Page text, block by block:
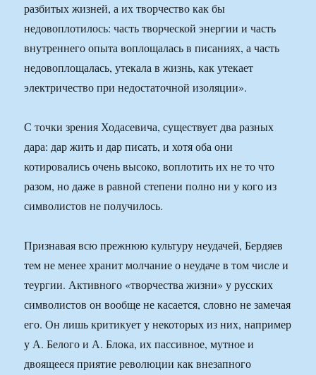
разбитых жизней, а их творчество как бы
недовоплотилось: часть творческой энергии и часть
внутреннего опыта воплощалась в писаниях, а часть
недовоплощалась, утекала в жизнь, как утекает
электричество при недостаточной изоляции».
С точки зрения Ходасевича, существует два разных
дара: дар жить и дар писать, и хотя оба они
котировались очень высоко, воплотить их не то что
разом, но даже в равной степени полно ни у кого из
символистов не получилось.
Признавая всю прежнюю культуру неудачей, Бердяев
тем не менее хранит молчание о неудаче в том числе и
теургии. Активного «творчества жизни» у русских
символистов он вообще не касается, словно не замечая
его. Он лишь критикует у некоторых из них, например
у А. Белого и А. Блока, их пассивное, мутное и
двоящееся приятие революции как внезапного